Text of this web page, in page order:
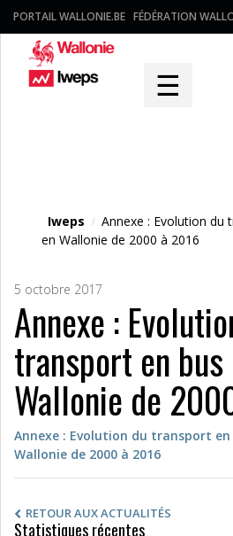
PORTAIL WALLONIE.BE FÉDÉRATION
☰
Iweps / Annexe : Evolution du
en Wallonie de 2000 à 2016
5 octobre 2017
Annexe :
transport en
Wallonie de
Annexe : Evolution du transport
Wallonie de 2000 à 2016
RETOUR AUX ACTUALITÉS
Statistiques récentes